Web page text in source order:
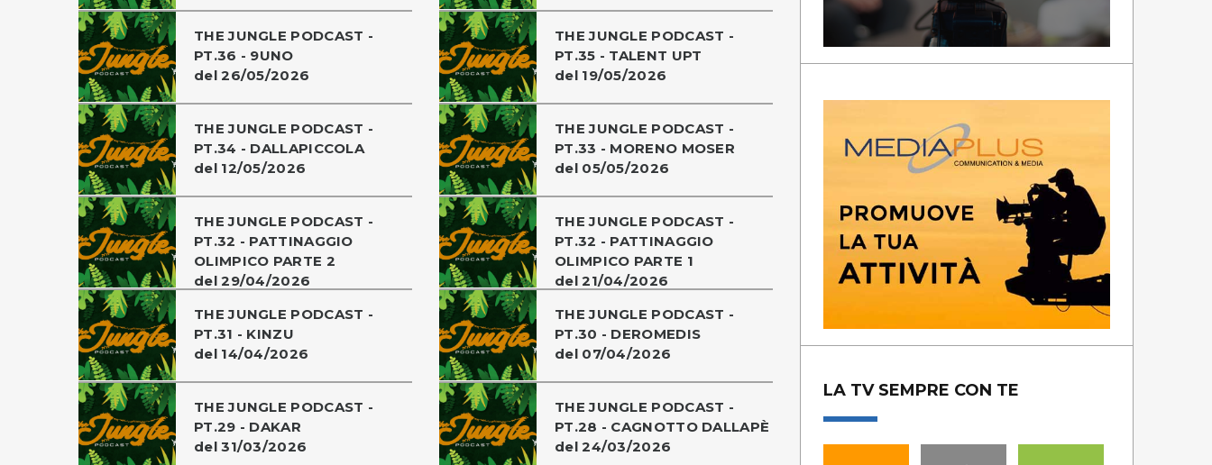
THE JUNGLE PODCAST -
PT.36 - 9UNO
del 26/05/2026
THE JUNGLE PODCAST -
PT.35 - TALENT UPT
del 19/05/2026
THE JUNGLE PODCAST -
PT.34 - DALLAPICCOLA
del 12/05/2026
THE JUNGLE PODCAST -
PT.33 - MORENO MOSER
del 05/05/2026
THE JUNGLE PODCAST -
PT.32 - PATTINAGGIO
OLIMPICO PARTE 2
del 29/04/2026
THE JUNGLE PODCAST -
PT.32 - PATTINAGGIO
OLIMPICO PARTE 1
del 21/04/2026
THE JUNGLE PODCAST -
PT.31 - KINZU
del 14/04/2026
THE JUNGLE PODCAST -
PT.30 - DEROMEDIS
del 07/04/2026
THE JUNGLE PODCAST -
PT.29 - DAKAR
del 31/03/2026
THE JUNGLE PODCAST -
PT.28 - CAGNOTTO DALLAPÈ
del 24/03/2026
LA TV SEMPRE CON TE